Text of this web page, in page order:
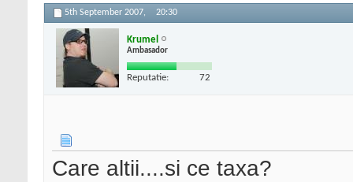
5th September 2007, 20:30
Krumel
Ambasador
Reputatie: 72
Care altii....si ce taxa?